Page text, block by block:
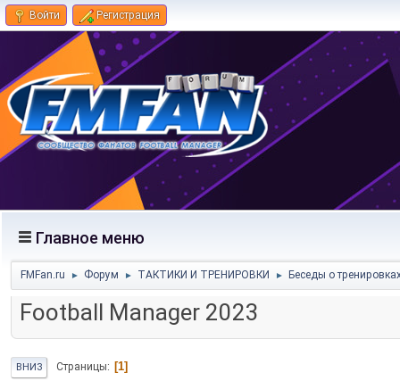
Войти Регистрация
Главное меню
FMFan.ru ► Форум ► ТАКТИКИ И ТРЕНИРОВКИ ► Беседы о
Football Manager 2023
ВНИЗ Страницы 1